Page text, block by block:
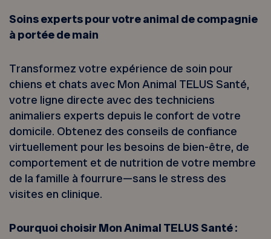
Soins experts pour votre animal de compagnie
à portée de main
Transformez votre expérience de soin pour
chiens et chats avec Mon Animal TELUS Santé,
votre ligne directe avec des techniciens
animaliers experts depuis le confort de votre
domicile. Obtenez des conseils de confiance
virtuellement pour les besoins de bien-être, de
comportement et de nutrition de votre membre
de la famille à fourrure—sans le stress des
visites en clinique.
Pourquoi choisir Mon Animal TELUS Santé :